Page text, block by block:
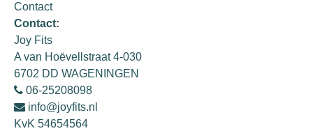
Contact
Contact:
Joy Fits
A van Hoëvellstraat 4-030
6702 DD WAGENINGEN
06-25208098
info@joyfits.nl
KvK 54654564